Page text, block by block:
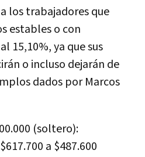
los trabajadores que
estables o con
15,10%, ya que sus
o incluso dejarán de
dados por Marcos
(soltero):
a $487.600